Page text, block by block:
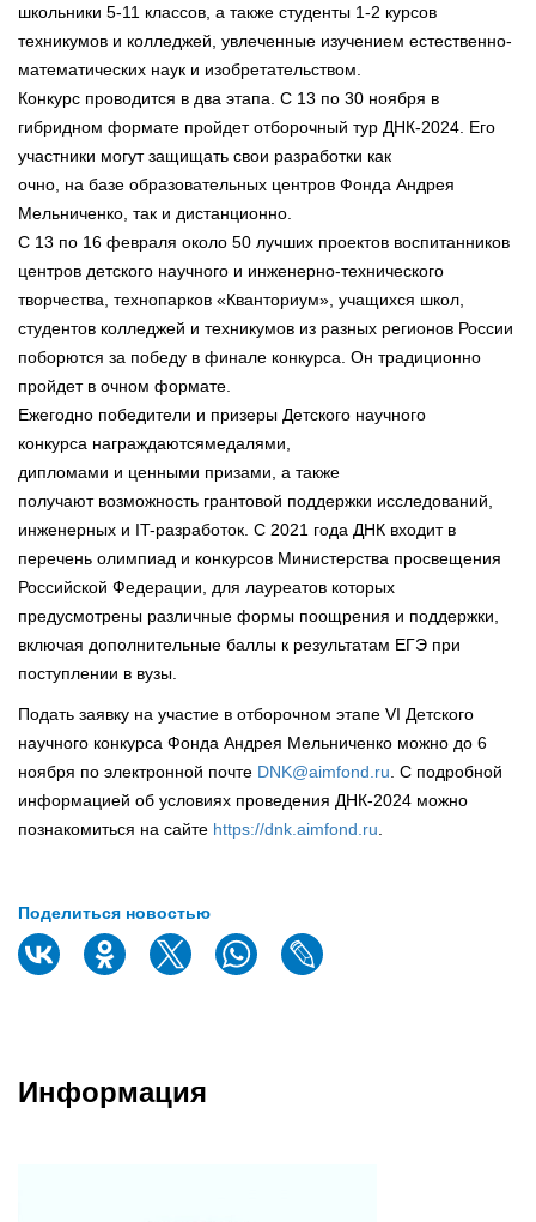
школьники 5-11 классов, а также студенты 1-2 курсов
техникумов и колледжей, увлеченные изучением естественно-
математических наук и изобретательством.
Конкурс проводится в два этапа. С 13 по 30 ноября в
гибридном формате пройдет отборочный тур ДНК-2024. Его
участники могут защищать свои разработки как
очно, на базе образовательных центров Фонда Андрея
Мельниченко, так и дистанционно.
С 13 по 16 февраля около 50 лучших проектов воспитанников
центров детского научного и инженерно-технического
творчества, технопарков «Кванториум», учащихся школ,
студентов колледжей и техникумов из разных регионов России
поборются за победу в финале конкурса. Он традиционно
пройдет в очном формате.
Ежегодно победители и призеры Детского научного
конкурса награждаютсямедалями,
дипломами и ценными призами, а также
получают возможность грантовой поддержки исследований,
инженерных и IT-разработок. С 2021 года ДНК входит в
перечень олимпиад и конкурсов Министерства просвещения
Российской Федерации, для лауреатов которых
предусмотрены различные формы поощрения и поддержки,
включая дополнительные баллы к результатам ЕГЭ при
поступлении в вузы.
Подать заявку на участие в отборочном этапе VI Детского
научного конкурса Фонда Андрея Мельниченко можно до 6
ноября по электронной почте DNK@aimfond.ru . С подробной
информацией об условиях проведения ДНК-2024 можно
познакомиться на сайте https://dnk.aimfond.ru
Поделиться новостью
Информация